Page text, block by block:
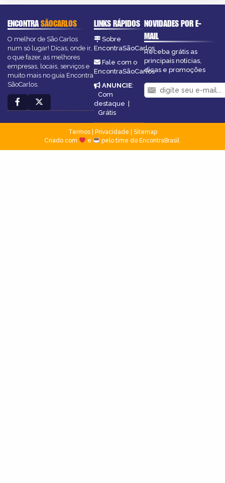
ENCONTRASÃOCARLOS
O melhor de São Carlos
num só lugar! Dicas, onde ir,
o que fazer, as melhores
empresas, locais, serviços e
muito mais no guia Encontra
SãoCarlos.
LINKS RÁPIDOS
Sobre
EncontraSãoCarlos
Fale com o
EncontraSãoCarlos
ANUNCIE:
Com
destaque |
Grátis
NOVIDADES POR E-
MAIL
Receba grátis as
principais notícias,
dicas e promoções
Termos| Privacidade
Sitemap
Criado com
e pelo time do EncontraBrasil